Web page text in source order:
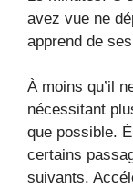
avez vue ne
apprend de
À moins qu’il
nécessitant
que possible.
certains
suivants.